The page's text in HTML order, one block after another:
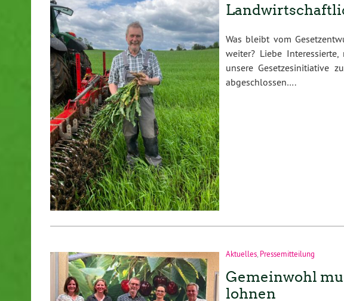
Was bleibt vom
weiter? Liebe
unsere Gesetzesinitiative
abgeschlossen….
Aktuelles Pressemitteilung
Gemeinwohl
lohnen